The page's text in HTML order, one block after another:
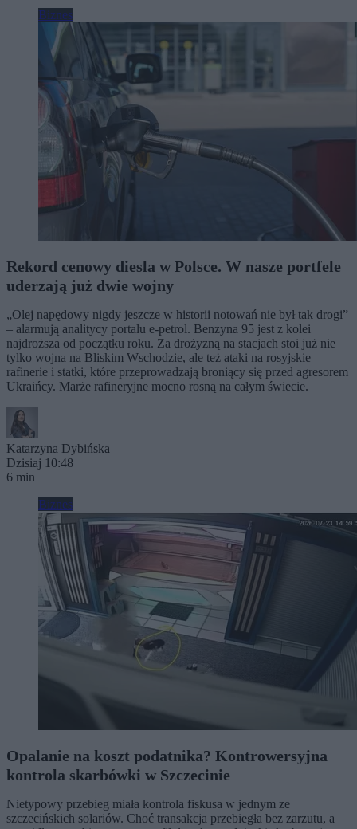
Biznes
Rekord cenowy diesla w Polsce. W nasze portfele
uderzają już dwie wojny
„Olej napędowy nigdy jeszcze w historii notowań nie był tak drogi”
– alarmują analitycy portalu e-petrol. Benzyna 95 jest z kolei
najdroższa od początku roku. Za drożyzną na stacjach stoi już nie
tylko wojna na Bliskim Wschodzie, ale też ataki na rosyjskie
rafinerie i statki, które przeprowadzają broniący się przed agresorem
Ukraińcy. Marże rafineryjne mocno rosną na całym świecie.
Katarzyna Dybińska
Dzisiaj 10:48
6 min
Biznes
Opalanie na koszt podatnika? Kontrowersyjna
kontrola skarbówki w Szczecinie
Nietypowy przebieg miała kontrola fiskusa w jednym ze
szczecińskich solariów. Choć transakcja przebiegła bez zarzutu, a